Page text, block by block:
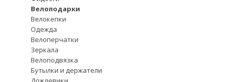
Велоподарки
Велокепки
Одежда
Велоперчатки
Зеркала
Велоподвязка
Бутылки и держатели